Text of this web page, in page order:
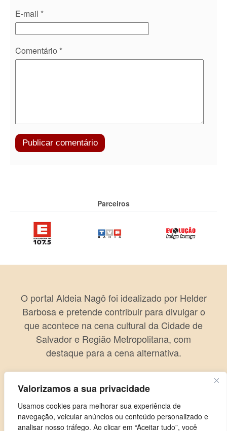
Valorizamos a sua privacidade
Usamos cookies para melhorar sua experiência de
navegação, veicular anúncios ou conteúdo personalizado e
analisar nosso tráfego. Ao clicar em “Aceitar tudo”, você
E-mail *
Comentário *
Parceiros
O portal Aldeia Nagô foi idealizado por Helder
Barbosa e pretende contribuir para divulgar o
que acontece na cena cultural da Cidade de
Salvador e Região Metropolitana, com
destaque para a cena alternativa.